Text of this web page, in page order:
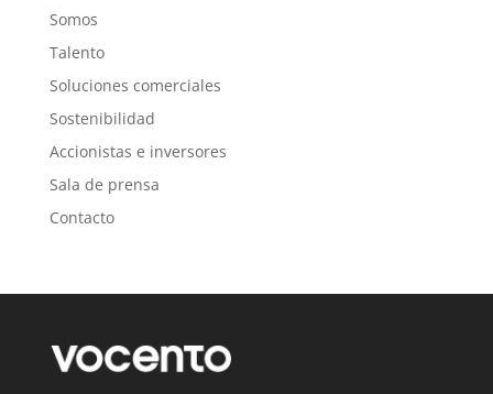
Somos
Talento
Soluciones comerciales
Sostenibilidad
Accionistas e inversores
Sala de prensa
Contacto